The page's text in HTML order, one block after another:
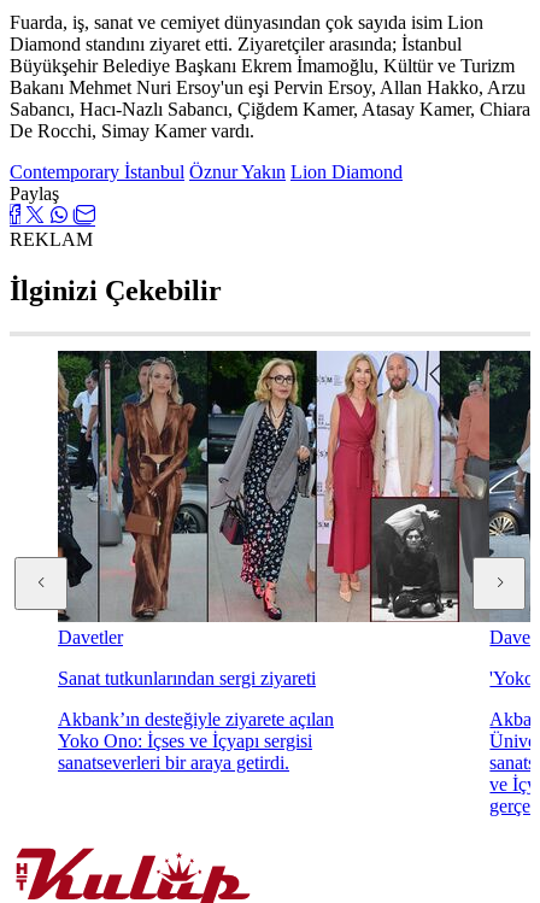
Fuarda, iş, sanat ve cemiyet dünyasından çok sayıda isim Lion
Diamond standını ziyaret etti. Ziyaretçiler arasında; İstanbul
Büyükşehir Belediye Başkanı Ekrem İmamoğlu, Kültür ve Turizm
Bakanı Mehmet Nuri Ersoy'un eşi Pervin Ersoy, Allan Hakko, Arzu
Sabancı, Hacı-Nazlı Sabancı, Çiğdem Kamer, Atasay Kamer, Chiara
De Rocchi, Simay Kamer vardı.
Contemporary İstanbul Öznur Yakın Lion Diamond
Paylaş
REKLAM
İlginizi Çekebilir
Davetler
Sanat tutkunlarından sergi ziyareti
Akbank’ın desteğiyle ziyarete açılan
Yoko Ono: İçses ve İçyapı sergisi
sanatseverleri bir araya getirdi.
'Yoko
ve